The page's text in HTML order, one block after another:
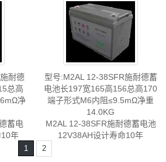
耐德
总高
净
蓄电
年
型号:M2AL 12-38SFR施耐德蓄
电池长197宽165高156总高170
端子形式M6内阻≤9.5mΩ净重
14.0KG
M2AL 12-38SFR施耐德蓄电池
12V38AH设计寿命10年
1 2